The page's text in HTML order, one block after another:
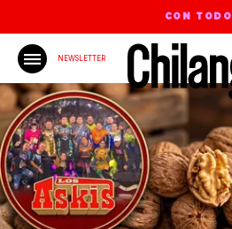
CON TODO
NEWSLETTER